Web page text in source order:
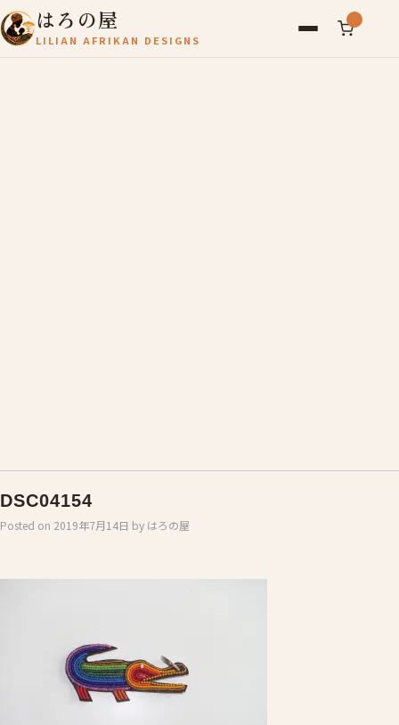
はろの屋
LILIAN AFRIKAN DESIGNS
DSC04154
Posted on 2019年7月14日 by はろの屋